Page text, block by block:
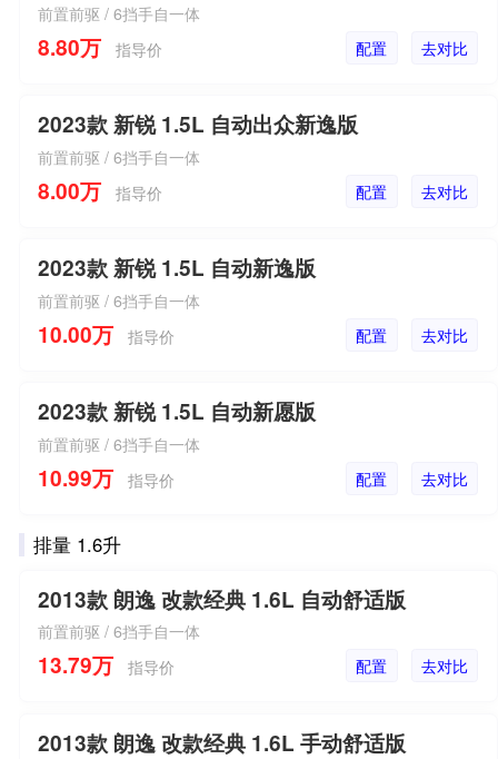
前置前驱 / 6挡手自一体
8.80万 指导价 去对比
配置
2023款 新锐 1.5L 自动出众新逸版
前置前驱 / 6挡手自一体
8.00万 指导价 去对比
配置
2023款 新锐 1.5L 自动新逸版
前置前驱 / 6挡手自一体
10.00万 指导价 去对比
配置
2023款 新锐 1.5L 自动新愿版
前置前驱 / 6挡手自一体
10.99万 指导价 去对比
配置
排量 1.6升
2013款 朗逸 改款经典 1.6L 自动舒适版
前置前驱 / 6挡手自一体
13.79万 指导价 去对比
配置
2013款 朗逸 改款经典 1.6L 手动舒适版